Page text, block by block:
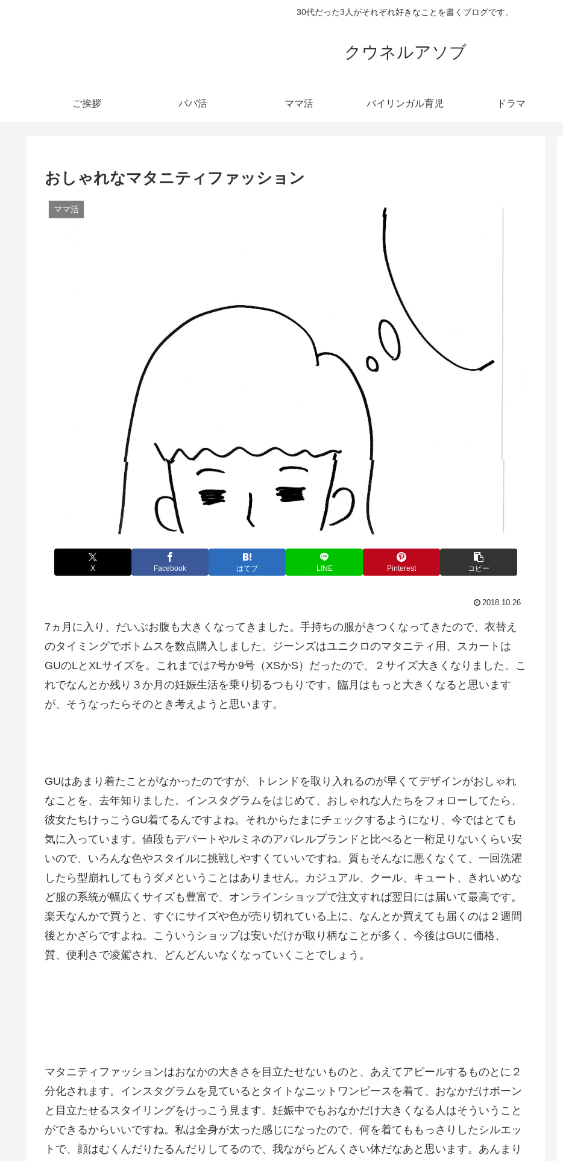
30代だった3人がそれぞれ好きなことを書くブログです。
クウネルアソブ
ご挨拶 パパ活 ママ活 バイリンガル育児 ドラマ
おしゃれなマタニティファッション
ママ活
X Facebook はてブ LINE Pinterest コピー
2018.10.26
7ヵ月に入り、だいぶお腹も大きくなってきました。手持ちの服がきつくなってきたので、衣替え
のタイミングでボトムスを数点購入しました。ジーンズはユニクロのマタニティ用、スカートは
GUのLとXLサイズを。これまでは7号か9号（XSかS）だったので、２サイズ大きくなりました。こ
れでなんとか残り３か月の妊娠生活を乗り切るつもりです。臨月はもっと大きくなると思います
が、そうなったらそのとき考えようと思います。
GUはあまり着たことがなかったのですが、トレンドを取り入れるのが早くてデザインがおしゃれ
なことを、去年知りました。インスタグラムをはじめて、おしゃれな人たちをフォローしてたら、
彼女たちけっこうGU着てるんですよね。それからたまにチェックするようになり、今ではとても
気に入っています。値段もデパートやルミネのアパレルブランドと比べると一桁足りないくらい安
いので、いろんな色やスタイルに挑戦しやすくていいですね。質もそんなに悪くなくて、一回洗濯
したら型崩れしてもうダメということはありません。カジュアル、クール、キュート、きれいめな
ど服の系統が幅広くサイズも豊富で、オンラインショップで注文すれば翌日には届いて最高です。
楽天なんかで買うと、すぐにサイズや色が売り切れている上に、なんとか買えても届くのは２週間
後とかざらですよね。こういうショップは安いだけが取り柄なことが多く、今後はGUに価格、
質、便利さで凌駕され、どんどんいなくなっていくことでしょう。
マタニティファッションはおなかの大きさを目立たせないものと、あえてアピールするものとに２
分化されます。インスタグラムを見ているとタイトなニットワンピースを着て、おなかだけボーン
と目立たせるスタイリングをけっこう見ます。妊娠中でもおなかだけ大きくなる人はそういうこと
ができるからいいですね。私は全身が太った感じになったので、何を着てももっさりしたシルエッ
トで、顔はむくんだりたるんだりしてるので、我ながらどんくさい体だなあと思います。あんまり